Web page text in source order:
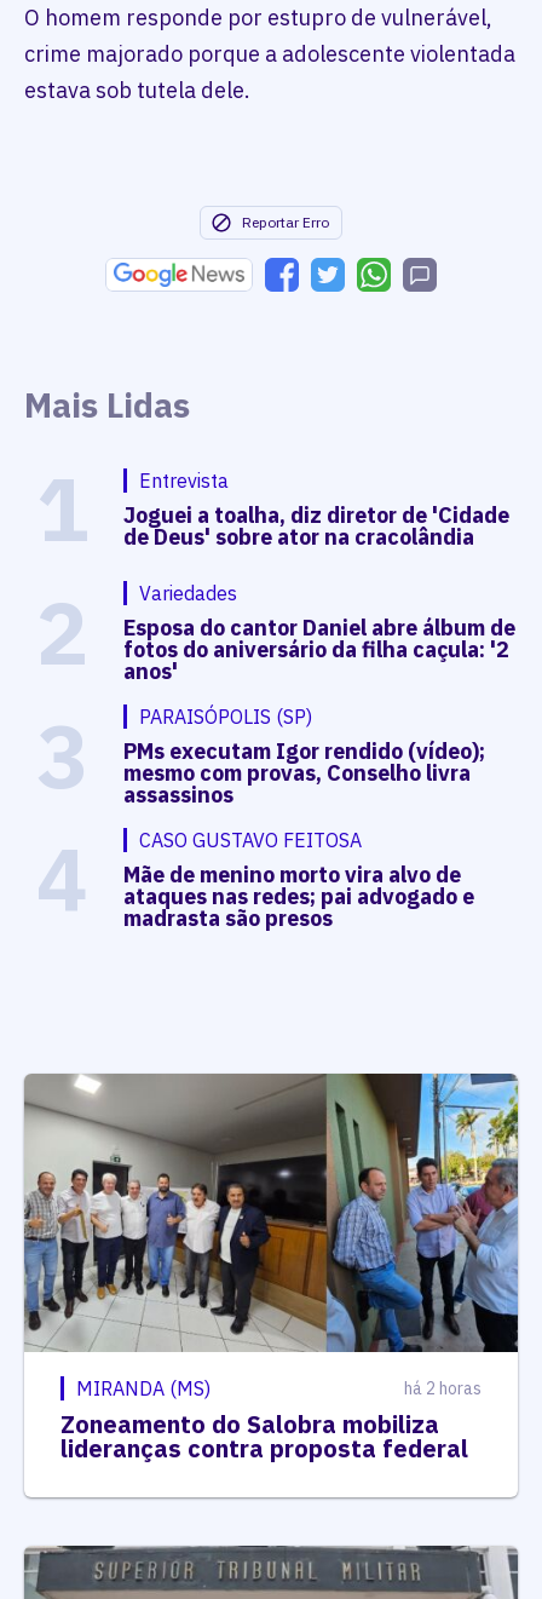
O homem responde por estupro de vulnerável,
crime majorado porque a adolescente violentada
estava sob tutela dele.
Reportar Erro
Mais Lidas
1 Entrevista
Joguei a toalha, diz diretor de 'Cidade
de Deus' sobre ator na cracolândia
2 Variedades
Esposa do cantor Daniel abre álbum de
fotos do aniversário da filha caçula: '2
anos'
3 PARAISÓPOLIS (SP)
PMs executam Igor rendido (vídeo);
mesmo com provas, Conselho livra
assassinos
4 CASO GUSTAVO FEITOSA
Mãe de menino morto vira alvo de
ataques nas redes; pai advogado e
madrasta são presos
MIRANDA (MS) há 2 horas
Zoneamento do Salobra mobiliza
lideranças contra proposta federal